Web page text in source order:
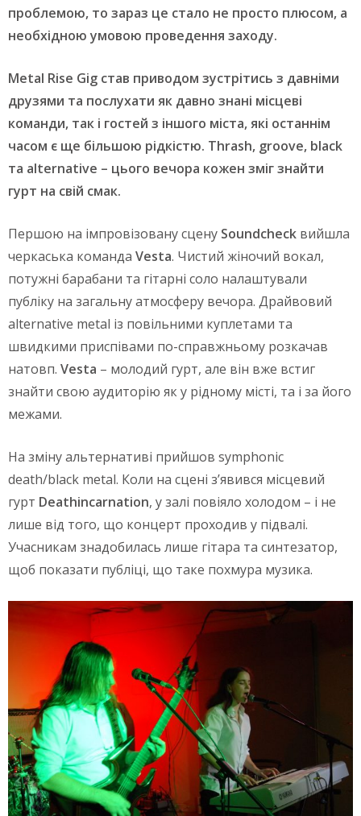
проблемою, то зараз це стало не просто плюсом, а
необхідною умовою проведення заходу.
Metal Rise Gig став приводом зустрітись з давніми
друзями та послухати як давно знані місцеві
команди, так і гостей з іншого міста, які останнім
часом є ще більшою рідкістю. Thrash, groove, black
та alternative – цього вечора кожен зміг знайти
гурт на свій смак.
Першою на імпровізовану сцену Soundcheck вийшла
черкаська команда Vesta. Чистий жіночий вокал,
потужні барабани та гітарні соло налаштували
публіку на загальну атмосферу вечора. Драйвовий
аlternative metal із повільними куплетами та
швидкими приспівами по-справжньому розкачав
натовп. Vesta – молодий гурт, але він вже встиг
знайти свою аудиторію як у рідному місті, та і за його
межами.
На зміну альтернативі прийшов symphonic
death/black metal. Коли на сцені з’явився місцевий
гурт Deathincarnation, у залі повіяло холодом – і не
лише від того, що концерт проходив у підвалі.
Учасникам знадобилась лише гітара та синтезатор,
щоб показати публіці, що таке похмура музика.